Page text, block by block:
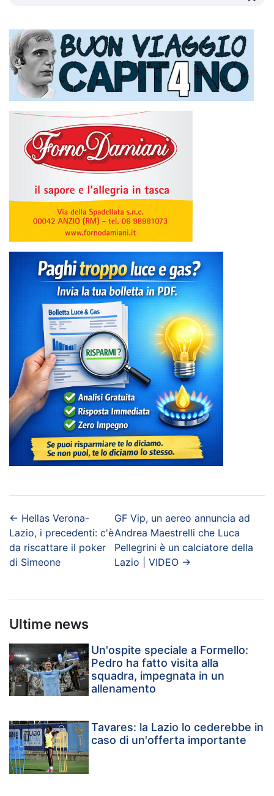
← Hellas Verona-
Lazio, i precedenti: c'è
da riscattare il poker
di Simeone
GF Vip, un aereo annuncia ad
Andrea Maestrelli che Luca
Pellegrini è un calciatore della
Lazio | VIDEO→
Ultime news
Un'ospite speciale a Formello:
Pedro ha fatto visita alla
squadra, impegnata in un
allenamento
Tavares: la Lazio lo cederebbe in
caso di un'offerta importante